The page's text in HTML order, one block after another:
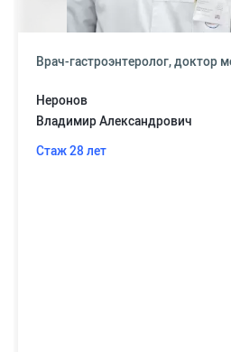
Врач-гастроэнтеролог, доктор
Неронов
Владимир Александрович
Стаж 28 лет